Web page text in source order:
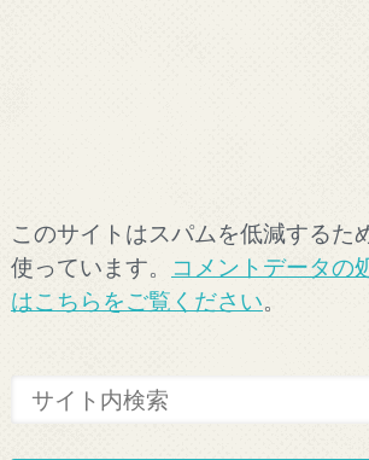
このサイトはスパムを低減するた
使っています。
コメントデータの
はこちらをご覧ください。